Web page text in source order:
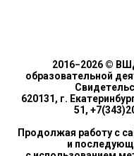
2016−2026 ©
образовательной
620131, г.
51,
Продолжая работу с
и